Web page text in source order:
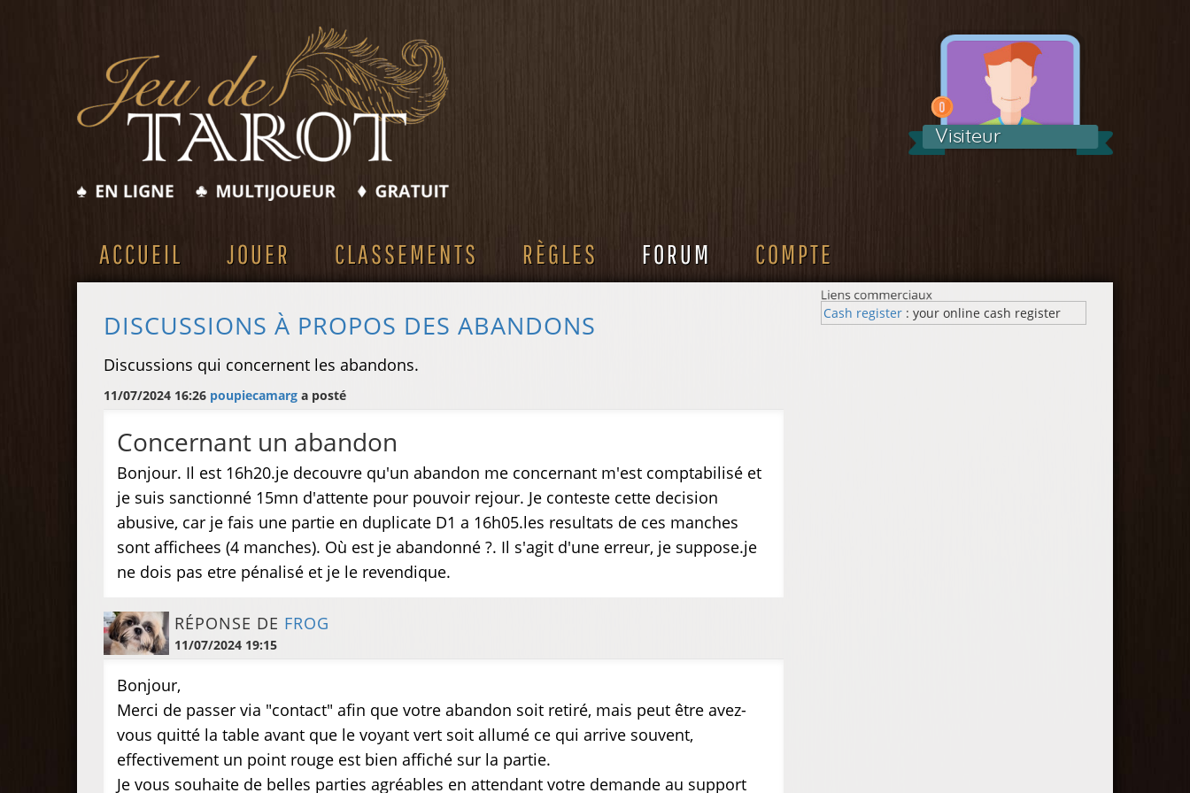
Visiteur
ACCUEIL JOUER CLASSEMENTS RÈGLES FORUM COMPTE
Cash register : your online cash register
DISCUSSIONS À PROPOS DES ABANDONS
Discussions qui concernent les abandons.
11/07/2024 16:26 poupiecamarg a posté
Concernant un abandon
Bonjour. Il est 16h20.je decouvre qu'un abandon me concernant m'est comptabilisé et
je suis sanctionné 15mn d'attente pour pouvoir rejour. Je conteste cette decision
abusive, car je fais une partie en duplicate D1 a 16h05.les resultats de ces manches
sont affichees (4 manches). Où est je abandonné ?. Il s'agit d'une erreur, je suppose.je
ne dois pas etre pénalisé et je le revendique.
RÉPONSE DE FROG
11/07/2024 19:15
Bonjour,
Merci de passer via "contact" afin que votre abandon soit retiré, mais peut être avez-
vous quitté la table avant que le voyant vert soit allumé ce qui arrive souvent,
effectivement un point rouge est bien affiché sur la partie.
Je vous souhaite de belles parties agréables en attendant votre demande au support